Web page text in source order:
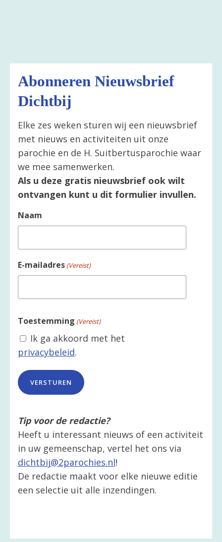
Abonneren Nieuwsbrief
Dichtbij
Elke zes weken sturen wij een nieuwsbrief
met nieuws en activiteiten uit onze
parochie en de H. Suitbertusparochie waar
we mee samenwerken.
Als u deze gratis nieuwsbrief ook wilt
ontvangen kunt u dit formulier invullen.
Naam
E-mailadres (Vereist)
Toestemming (Vereist)
Ik ga akkoord met het
privacybeleid.
Tip voor de redactie?
Heeft u interessant nieuws of een activiteit
in uw gemeenschap, vertel het ons via
dichtbij@2parochies.nl!
De redactie maakt voor elke nieuwe editie
een selectie uit alle inzendingen.